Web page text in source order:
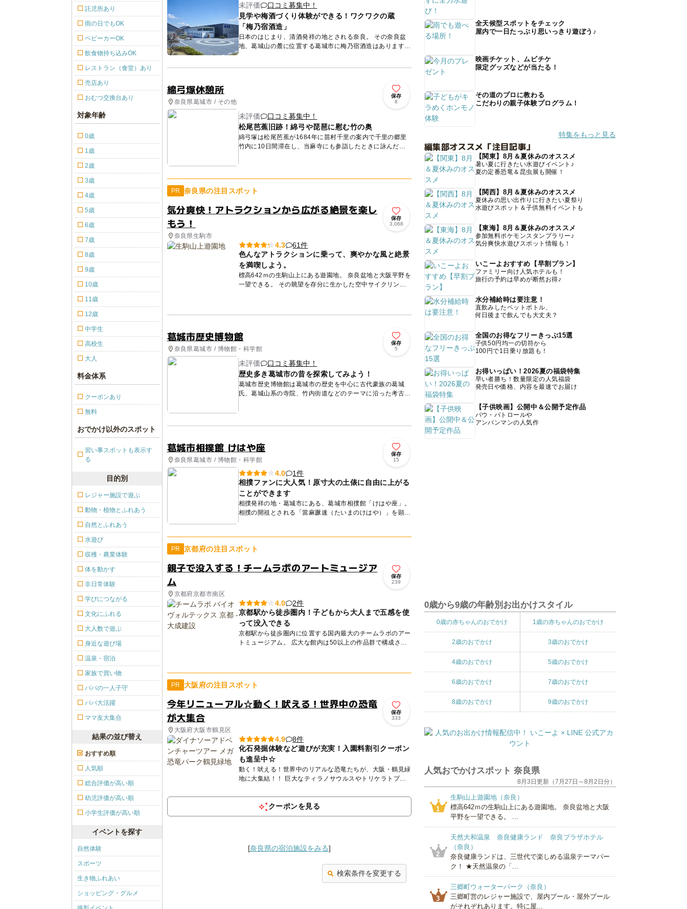
未評価
口コミ募集中！
見学や梅酒づくり体験ができる！ワクワクの蔵
「梅乃宿酒造」
日本のはじまり、清酒発祥の地とされる奈良。 その奈良盆
地、葛城山の麓に位置する葛城市に梅乃宿酒造はあります。
自慢の日本酒はもちろん、果実などを贅沢に使った日本酒リ
綿弓塚休憩所
奈良県葛城市 / その他
保存
8
未評価
口コミ募集中！
松尾芭蕉旧跡！綿弓や琵琶に慰む竹の奥
綿弓塚は松尾芭蕉が1684年に苗村千里の案内で千里の郷里
竹内に10日間滞在し、当麻寺にも参詣したときに詠んだ句
が建つ庭...
PR 奈良県の注目スポット
気分爽快！アトラクションから広がる絶景を楽し
もう！
奈良県生駒市
保存
3,068
4.3
61件
色んなアトラクションに乗って、爽やかな風と絶景
を満喫しよう。
標高642ｍの生駒山上にある遊園地。 奈良盆地と大阪平野を
一望できる。 その眺望を存分に生かした空中サイクリング
葛城市歴史博物館
奈良県葛城市 / 博物館・科学館
保存
5
未評価
口コミ募集中！
歴史多き葛城市の昔を探索してみよう！
葛城市歴史博物館は葛城市の歴史を中心に古代豪族の葛城
氏、葛城山系の寺院、竹内街道などのテーマに沿った考古歴
パネルで、葛城...
葛城市相撲館 けはや座
奈良県葛城市 / 博物館・科学館
保存
15
4.0
1件
相撲ファンに大人気！原寸大の土俵に自由に上がる
ことができます
相撲発祥の地・葛城市にある、葛城市相撲館「けはや座」。
相撲の開祖とされる「當麻蹶速（たいまのけはや）」を顕彰
するため開館した、全国でも珍しい相撲の資料館です。1階
PR 京都府の注目スポット
親子で没入する！チームラボのアートミュージア
ム
京都府京都市南区
保存
239
4.0
2件
京都駅から徒歩圏内！子どもから大人まで五感を使
って没入できる
京都駅から徒歩圏内に位置する国内最大のチームラボのアー
トミュージアム。 広大な館内は50以上の作品群で構成され
PR 大阪府の注目スポット
今年リニューアル☆動く！吠える！世界中の恐竜
が大集合
大阪府大阪市鶴見区
保存
333
4.9
8件
化石発掘体験など遊びが充実！入園料割引クーポン
も進呈中☆
動く！吠える！世界中のリアルな恐竜たちが、大阪・鶴見緑
地に大集結！！ 巨大なティラノサウルスやトリケラトプス
ような体験...
クーポンを見る
[奈良県の宿泊施設をみる]
検索条件を変更する
託児所あり
雨の日でもOK
ベビーカーOK
飲食物持ち込みOK
レストラン（食堂）あり
売店あり
おむつ交換台あり
対象年齢
0歳
1歳
2歳
3歳
4歳
5歳
6歳
7歳
8歳
9歳
10歳
11歳
12歳
中学生
高校生
大人
料金体系
クーポンあり
無料
おでかけ以外のスポット
習い事スポットも表示す
る
目的別
レジャー施設で遊ぶ
動物・植物とふれあう
自然とふれあう
水遊び
収穫・農業体験
体を動かす
非日常体験
学びにつながる
文化にふれる
大人数で遊ぶ
身近な遊び場
温泉・宿泊
家族で買い物
パパの一人子守
パパ大活躍
ママ友大集合
結果の並び替え
おすすめ順
人気順
総合評価が高い順
幼児評価が高い順
小学生評価が高い順
イベントを探す
自然体験
スポーツ
生き物ふれあい
ショッピング・グルメ
全天候型スポットをチェック
屋内で一日たっぷり思いっきり遊ぼう♪
映画チケット、ムビチケ
限定グッズなどが当たる！
その道のプロに教わる
こだわりの親子体験プログラム！
特集をもっと見る
編集部オススメ「注目記事」
【関東】8月＆夏休みのオススメ
暑い夏に行きたい水遊びイベント♪
夏の定番恐竜＆昆虫展も開催！
【関西】8月＆夏休みのオススメ
夏休みの思い出作りに行きたい夏祭り
水遊びスポット＆子供無料イベントも
【東海】8月＆夏休みのオススメ
参加無料ポケモンスタンプラリー♪
気分爽快水遊びスポット情報も！
いこーよおすすめ【早割プラン】
ファミリー向け人気ホテルも！
旅行の予約は早めが断然お得♪
水分補給時は要注意！
直飲みしたペットボトル、
何日後まで飲んでも大丈夫？
全国のお得なフリーきっぷ15選
子供50円均一の切符から
100円で1日乗り放題も！
お得いっぱい！2026夏の福袋特集
早い者勝ち！数量限定の人気福袋
発売日や価格、内容を最速でお届け
【子供映画】公開中＆公開予定作品
パウ・パトロールや
アンパンマンの人気作
0歳から9歳の年齢別お出かけスタイル
0歳の赤ちゃんのおでかけ 1歳の赤ちゃんのおでかけ
2歳のおでかけ 3歳のおでかけ
4歳のおでかけ 5歳のおでかけ
6歳のおでかけ 7歳のおでかけ
8歳のおでかけ 9歳のおでかけ
人気おでかけスポット 奈良県
8月3日更新（7月27日～8月2日分）
1
生駒山上遊園地（奈良）
標高642ｍの生駒山上にある遊園地。 奈良盆地と大阪
平野を一望できる。 ...
2
天然大和温泉 奈良健康ランド 奈良プラザホテル
（奈良）
奈良健康ランドは、三世代で楽しめる温泉テーマパー
ク！ ★天然温泉の「...
3
三郷町ウォーターパーク（奈良）
三郷町営のレジャー施設で、屋内プール・屋外プール
がそれぞれあります。特に屋...